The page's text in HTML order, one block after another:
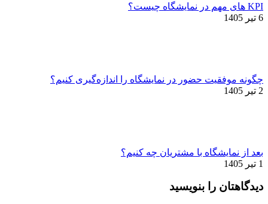
KPI های مهم در نمایشگاه چیست؟
6 تیر 1405
چگونه موفقیت حضور در نمایشگاه را اندازه‌گیری کنیم؟
2 تیر 1405
بعد از نمایشگاه با مشتریان چه کنیم؟
1 تیر 1405
دیدگاهتان را بنویسید